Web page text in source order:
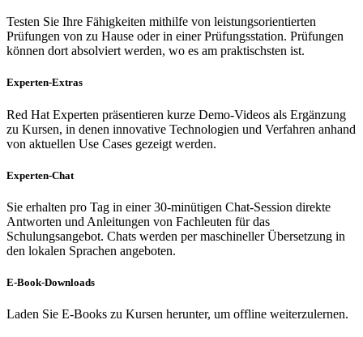
Testen Sie Ihre Fähigkeiten mithilfe von leistungsorientierten
Prüfungen von zu Hause oder in einer Prüfungsstation. Prüfungen
können dort absolviert werden, wo es am praktischsten ist.
Experten-Extras
Red Hat Experten präsentieren kurze Demo-Videos als Ergänzung
zu Kursen, in denen innovative Technologien und Verfahren anhand
von aktuellen Use Cases gezeigt werden.
Experten-Chat
Sie erhalten pro Tag in einer 30-minütigen Chat-Session direkte
Antworten und Anleitungen von Fachleuten für das
Schulungsangebot. Chats werden per maschineller Übersetzung in
den lokalen Sprachen angeboten.
E-Book-Downloads
Laden Sie E-Books zu Kursen herunter, um offline weiterzulernen.